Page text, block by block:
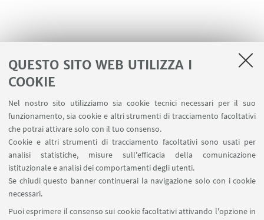
QUESTO SITO WEB UTILIZZA I
COOKIE
Nel nostro sito utilizziamo sia cookie tecnici necessari per il suo
funzionamento, sia cookie e altri strumenti di tracciamento facoltativi
che potrai attivare solo con il tuo consenso.
Cookie e altri strumenti di tracciamento facoltativi sono usati per
analisi statistiche, misure sull'efficacia della comunicazione
istituzionale e analisi dei comportamenti degli utenti.
Se chiudi questo banner continuerai la navigazione solo con i cookie
necessari.
Puoi esprimere il consenso sui cookie facoltativi attivando l'opzione in
LINK UTILI
Contatti
Area riservata
SEGUI UNIBO SU: